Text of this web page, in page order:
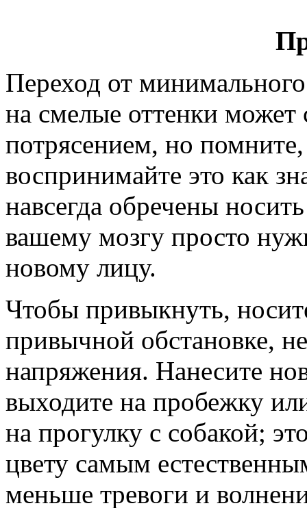
Переход от минимального
на смелые оттенки может
потрясением, но
воспринимайте это как
навсегда обречены
вашему мозгу просто
новому лицу.
Чтобы привыкнуть,
привычной обстановке,
напряжения. Нанесите
выходите на пробежку
на прогулку с собакой;
цвету самым
меньше тревоги и